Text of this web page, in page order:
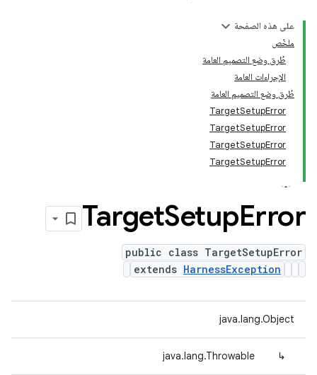
على هذه الصفحة
ملخّص
طُرق وضع التصميم العامة
الإجراءات العامة
طُرق وضع التصميم العامة
TargetSetupError
TargetSetupError
TargetSetupError
TargetSetupError
TargetSetupError
public class TargetSetupError
extends HarnessException
java.lang.Object
↳
java.lang.Throwable